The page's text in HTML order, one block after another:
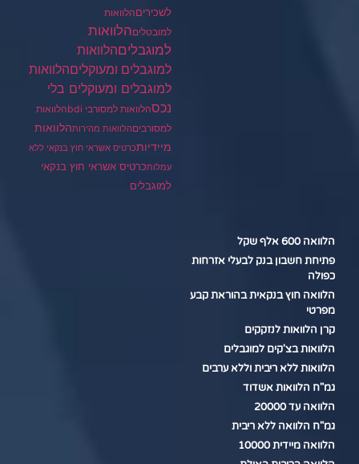
לשכיריםהלוואות
למובטליםהלוואות
למוגבליםהלוואות
למוגבלים ומעוקליםהלוואות
למוגבלים ומעוקלים בלי
נכסהלוואות למסורבי bdi
הלוואות
למסורביםהלוואות מהירותהלוואות
מיידיותכרטיס אשראי חוץ בנקאי ללא
עמלותכרטיס אשראי חוץ בנקאי
למוגבלים
הלוואה 600 אלף שקל
פתיחת חשבון בנק לבעלי אזרחות
כפולה
הלוואה חוץ בנקאית בהוראת קבע
מפרטי
קרן הלוואות לנזקקים
הלוואות בצ'קים למוגבלים
הלוואות ללא ריבית וללא ערבים
גמ"ח הלוואות אשדוד
הלוואה עד 20000
גמ"ח הלוואה ללא ריבית
הלוואה מיידית 10000